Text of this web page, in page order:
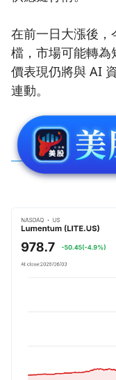
在前一日大漲後，
檔，市場可能轉
價表現仍將與 AI
連動。